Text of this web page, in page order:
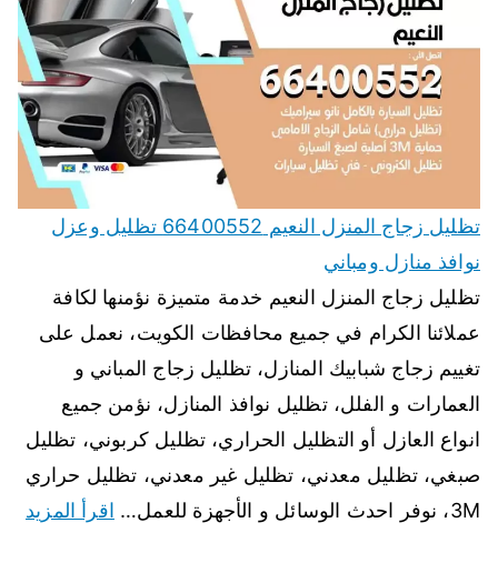
تظليل زجاج المنزل النعيم 66400552 تظليل وعزل
نوافذ منازل ومباني
تظليل زجاج المنزل النعيم خدمة متميزة نؤمنها لكافة
عملائنا الكرام في جميع محافظات الكويت، نعمل على
تغييم زجاج شبابيك المنازل، تظليل زجاج المباني و
العمارات و الفلل، تظليل نوافذ المنازل، نؤمن جميع
انواع العازل أو التظليل الحراري، تظليل كربوني، تظليل
صبغي، تظليل معدني، تظليل غير معدني، تظليل حراري
3M، نوفر احدث الوسائل و الأجهزة للعمل…
اقرأ المزيد